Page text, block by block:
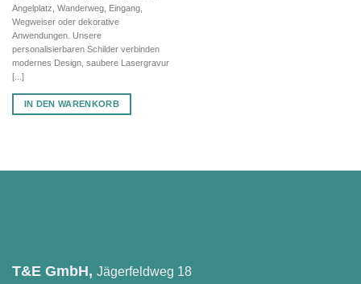
Angelplatz, Wanderweg, Eingang,
Wegweiser oder dekorative
Anwendungen. Unsere
personalisierbaren Schilder verbinden
modernes Design, saubere Lasergravur
[...]
IN DEN WARENKORB
T&E GmbH, Jägerfeldweg 18